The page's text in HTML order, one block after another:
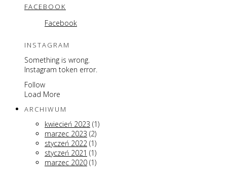
FACEBOOK
Facebook
INSTAGRAM
Something is wrong.
Instagram token error.
Follow
Load More
ARCHIWUM
kwiecień 2023 (1)
marzec 2023 (2)
styczeń 2022 (1)
styczeń 2021 (1)
marzec 2020 (1)